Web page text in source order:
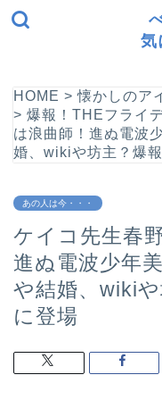
気
HOME >懐かしのア
> 爆報！THEフライ
は浪曲師！進ぬ電波
婚、wikiや坊主？爆
あの人は今・・・
ケイコ先生春
進ぬ電波少年
や結婚、wiki
に登場